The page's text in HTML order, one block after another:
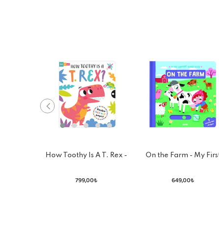
How Toothy Is A T. Rex -
799,00₺
On the Farm - My
649,00₺